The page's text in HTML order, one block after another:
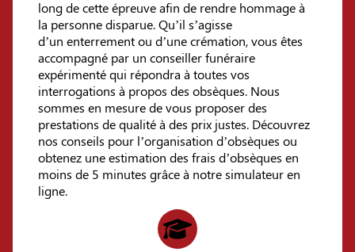
long de cette épreuve afin de rendre hommage à
la personne disparue. Qu’il s’agisse
d’un enterrement ou d’une crémation, vous êtes
accompagné par un conseiller funéraire
expérimenté qui répondra à toutes vos
interrogations à propos des obsèques. Nous
sommes en mesure de vous proposer des
prestations de qualité à des prix justes. Découvrez
nos conseils pour l’organisation d’obsèques ou
obtenez une estimation des frais d’obsèques en
moins de 5 minutes grâce à notre simulateur en
ligne.